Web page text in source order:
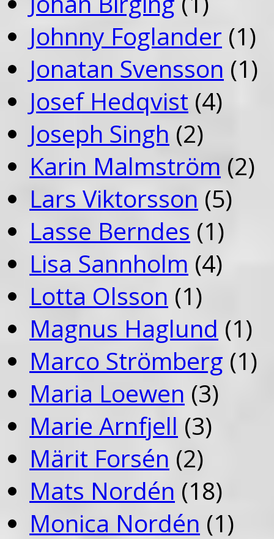
Johnny Foglander (1)
Jonatan Svensson (1)
Josef Hedqvist (4)
Joseph Singh (2)
Karin Malmström (2)
Lars Viktorsson (5)
Lasse Berndes (1)
Lisa Sannholm (4)
Lotta Olsson (1)
Magnus Haglund (1)
Marco Strömberg (1)
Maria Loewen (3)
Marie Arnfjell (3)
Märit Forsén (2)
Mats Nordén (18)
Monica Nordén (1)